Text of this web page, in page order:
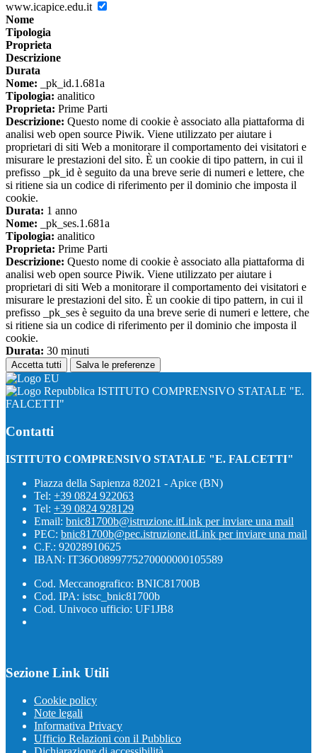
www.icapice.edu.it
Nome
Tipologia
Proprieta
Descrizione
Durata
Nome: _pk_id.1.681a
Tipologia: analitico
Proprieta: Prime Parti
Descrizione: Questo nome di cookie è associato alla piattaforma di
analisi web open source Piwik. Viene utilizzato per aiutare i
proprietari di siti Web a monitorare il comportamento dei visitatori e
misurare le prestazioni del sito. È un cookie di tipo pattern, in cui il
prefisso _pk_id è seguito da una breve serie di numeri e lettere, che
si ritiene sia un codice di riferimento per il dominio che imposta il
cookie.
Durata: 1 anno
Nome: _pk_ses.1.681a
Tipologia: analitico
Proprieta: Prime Parti
Descrizione: Questo nome di cookie è associato alla piattaforma di
analisi web open source Piwik. Viene utilizzato per aiutare i
proprietari di siti Web a monitorare il comportamento dei visitatori e
misurare le prestazioni del sito. È un cookie di tipo pattern, in cui il
prefisso _pk_ses è seguito da una breve serie di numeri e lettere, che
si ritiene sia un codice di riferimento per il dominio che imposta il
cookie.
Durata: 30 minuti
Accetta tutti Salva le preferenze
ISTITUTO COMPRENSIVO STATALE "E.
FALCETTI"
Contatti
ISTITUTO COMPRENSIVO STATALE "E. FALCETTI"
Piazza della Sapienza 82021 - Apice (BN)
Tel: +39 0824 922063
Tel: +39 0824 928129
Email: bnic81700b@istruzione.itLink per inviare una mail
PEC: bnic81700b@pec.istruzione.itLink per inviare una mail
C.F.: 92028910625
IBAN: IT36O0899775270000000105589
Cod. Meccanografico: BNIC81700B
Cod. IPA: istsc_bnic81700b
Cod. Univoco ufficio: UF1JB8
Sezione Link Utili
Cookie policy
Note legali
Informativa Privacy
Ufficio Relazioni con il Pubblico